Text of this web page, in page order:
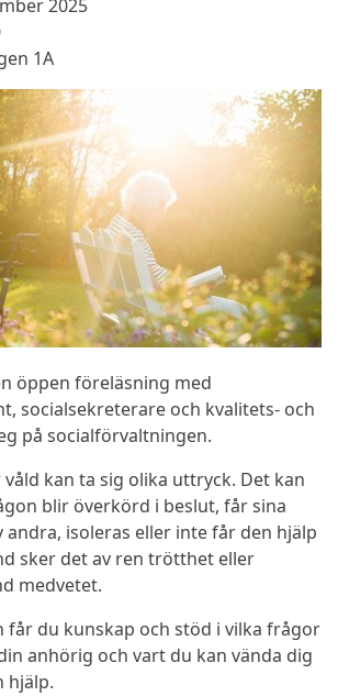
2025
1A
öppen föreläsning med
socialsekreterare och kvalitets- och
på socialförvaltningen.
kan ta sig olika uttryck. Det kan
blir överkörd i beslut, får sina
andra, isoleras eller inte får den hjälp
sker det av ren trötthet eller
medvetet.
får du kunskap och stöd i vilka frågor
anhörig och vart du kan vända dig
hjälp.